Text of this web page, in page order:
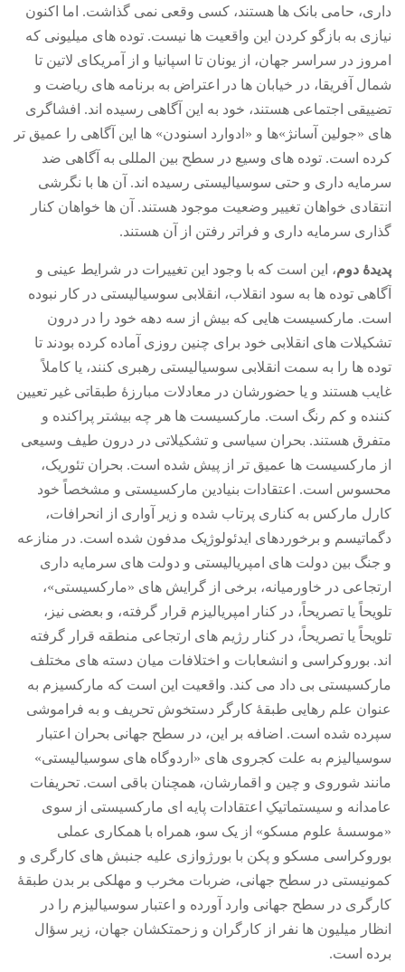
داری، حامی بانک ها هستند، کسی وقعی نمی گذاشت. اما اکنون
نیازی به بازگو کردن این واقعیت ها نیست. توده های میلیونی که
امروز در سراسر جهان، از یونان تا اسپانیا و از آمریکای لاتین تا
شمال آفریقا، در خیابان ها در اعتراض به برنامه های ریاضت و
تضییقی اجتماعی هستند، خود به این آگاهی رسیده اند. افشاگری
های «جولین آسانژ »ها و « ادوارد اسنودن» ها این آگاهی را عمیق تر
کرده است. توده های وسیع در سطح بین المللی به آگاهی ضد
سرمایه داری و حتی سوسیالیستی رسیده اند. آن ها با نگرشی
انتقادی خواهان تغییر وضعیت موجود هستند. آن ها خواهان کنار
گذاری سرمایه داری و فراتر رفتن از آن هستند.
پدیدۀ دوم، این است که با وجود این تغییرات در شرایط عینی و
آگاهی توده ها به سود انقلاب، انقلابی سوسیالیستی در کار نبوده
است. مارکسیست هایی که بیش از سه دهه خود را در درون
تشکیلات های انقلابی خود برای چنین روزی آماده کرده بودند تا
توده ها را به سمت انقلابی سوسیالیستی رهبری کنند، یا کاملاً
غایب هستند و یا حضورشان در معادلات مبارزۀ طبقاتی غیر تعیین
کننده و کم رنگ است. مارکسیست ها هر چه بیشتر پراکنده و
متفرق هستند. بحران سیاسی و تشکیلاتی در درون طیف وسیعی
از مارکسیست ها عمیق تر از پیش شده است. بحران تئوریک،
محسوس است.
اعتقادات بنیادین مارکسیستی و مشخصاً خود
کارل مارکس به کناری پرتاب شده و زیر آواری از انحرافات،
دگماتیسم و برخوردهای ایدئولوژیک مدفون شده است. در منازعه
و جنگ بین دولت های امپریالیستی و دولت های سرمایه داری
ارتجاعی در خاورمیانه، برخی از گرایش های «مارکسیستی»،
تلویحاً یا تصریحاً، در کنار امپریالیزم قرار گرفته، و بعضی نیز،
تلویحاً یا تصریحاً، در کنار رژیم های ارتجاعی منطقه قرار گرفته
اند. بوروکراسی و انشعابات و اختلافات میان دسته های مختلف
مارکسیستی بی داد می کند. واقعیت این است که مارکسیزم به
عنوان علم رهایی طبقۀ کارگر دستخوش تحریف و به فراموشی
سپرده شده است. اضافه بر این، در سطح جهانی بحران اعتبار
سوسیالیزم به علت کجروی های « اردوگاه های سوسیالیستی»
مانند شوروی و چین و اقمارشان، همچنان باقی است. تحریفات
عامدانه و سیستماتیکِ اعتقادات پایه ای مارکسیستی از سوی
«موسسۀ علوم مسکو» از یک سو، همراه با همکاری عملی
بوروکراسی مسکو و پکن با بورژوازی علیه جنبش های کارگری و
کمونیستی در سطح جهانی، ضربات مخرب و مهلکی بر بدن طبقۀ
کارگری در سطح جهانی وارد آورده و اعتبار سوسیالیزم را در
انظار میلیون ها نفر از کارگران و زحمتکشان جهان، زیر سؤال
برده است.